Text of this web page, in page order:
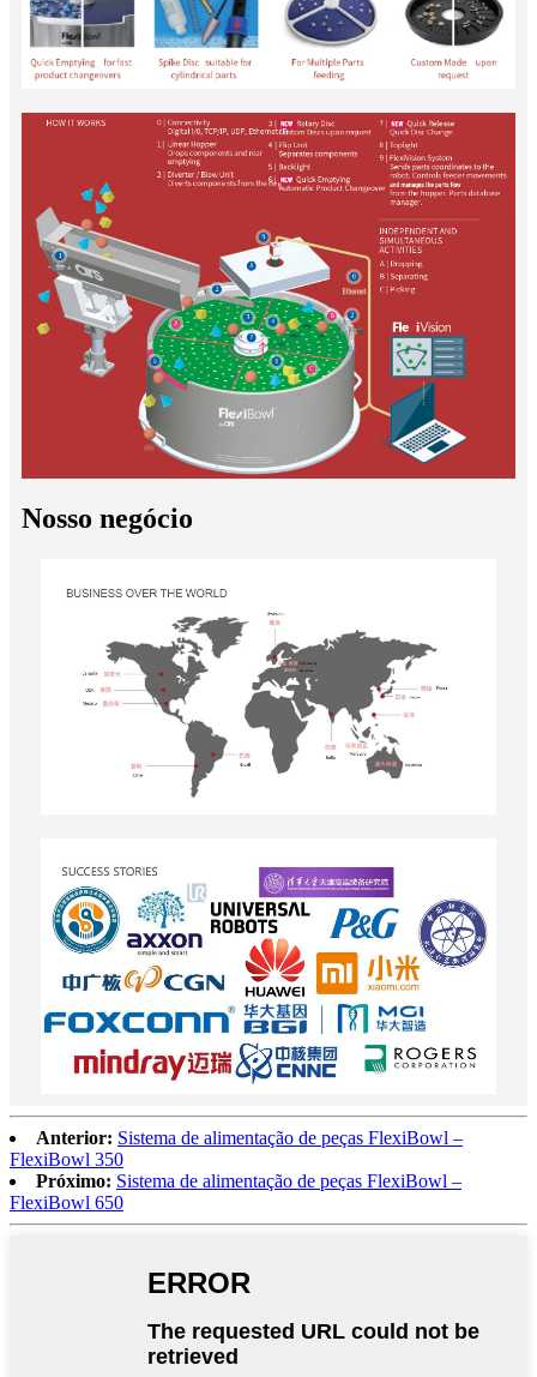
Nosso negócio
Anterior: Sistema de alimentação de peças FlexiBowl –
FlexiBowl 350
Próximo: Sistema de alimentação de peças FlexiBowl –
FlexiBowl 650